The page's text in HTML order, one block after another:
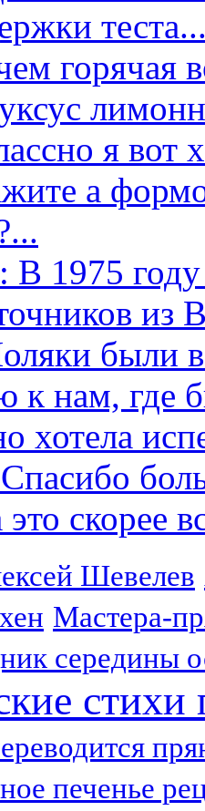
горячая
я вот
а
В 1975
из
были
к нам, где
хотела
скорее
Шевелев
Мастера-
середины
печенье